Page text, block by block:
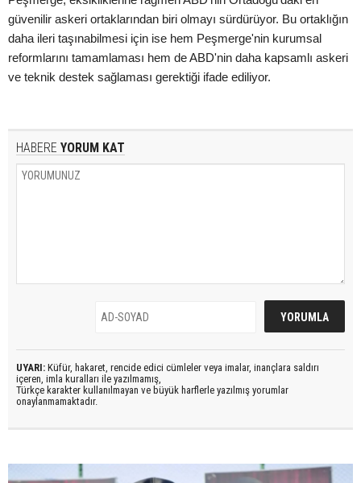
güvenilir askeri ortaklarından biri olmayı sürdürüyor. Bu ortaklığın
daha ileri taşınabilmesi için ise hem Peşmerge'nin kurumsal
reformlarını tamamlaması hem de ABD'nin daha kapsamlı askeri
ve teknik destek sağlaması gerektiği ifade ediliyor.
HABERE YORUM KAT
UYARI: Küfür, hakaret, rencide edici cümleler veya imalar, inançlara saldırı
içeren, imla kuralları ile yazılmamış,
Türkçe karakter kullanılmayan ve büyük harflerle yazılmış yorumlar
onaylanmamaktadır.